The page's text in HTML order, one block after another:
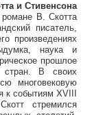
и Стивенсона
романе В. Скотта
писатель,
произведениях
наука и
прошлое
стран. В своих
многовековую
к событиям XVIII
стремился